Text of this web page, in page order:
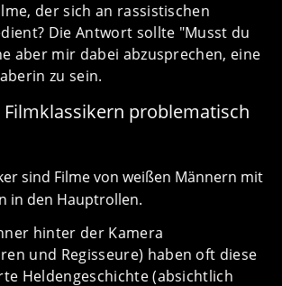
der sich an rassistischen
Die Antwort sollte "Musst du
aber mir dabei abzusprechen, eine
zu sein.
Filmklassikern problematisch
sind Filme von weißen Männern mit
in den Hauptrollen.
hinter der Kamera
und Regisseure) haben oft diese
Heldengeschichte (absichtlich